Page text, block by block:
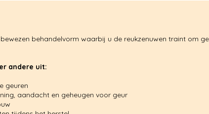
behandelvorm waarbij u de reukzenuwen traint om
andere uit:
geuren
aandacht en geheugen voor geur